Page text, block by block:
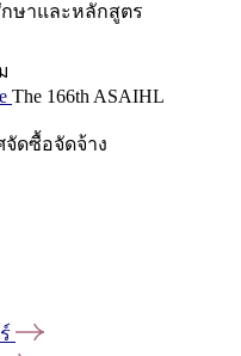
ษาและหลักสูตร
The 166th ASAIHL
จัดซื้อจัดจ้าง